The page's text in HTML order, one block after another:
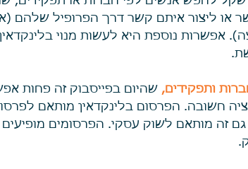
או ליצור איתם קשר דרך הפרופיל שלהם
אפשרות נוספת היא לעשות מנוי
ותפקידים, שהיום בפייסבוק זה פחות
חשובה. הפרסום בלינקדאין מותאם
גם זה מותאם לשוק עסקי. הפרסומים